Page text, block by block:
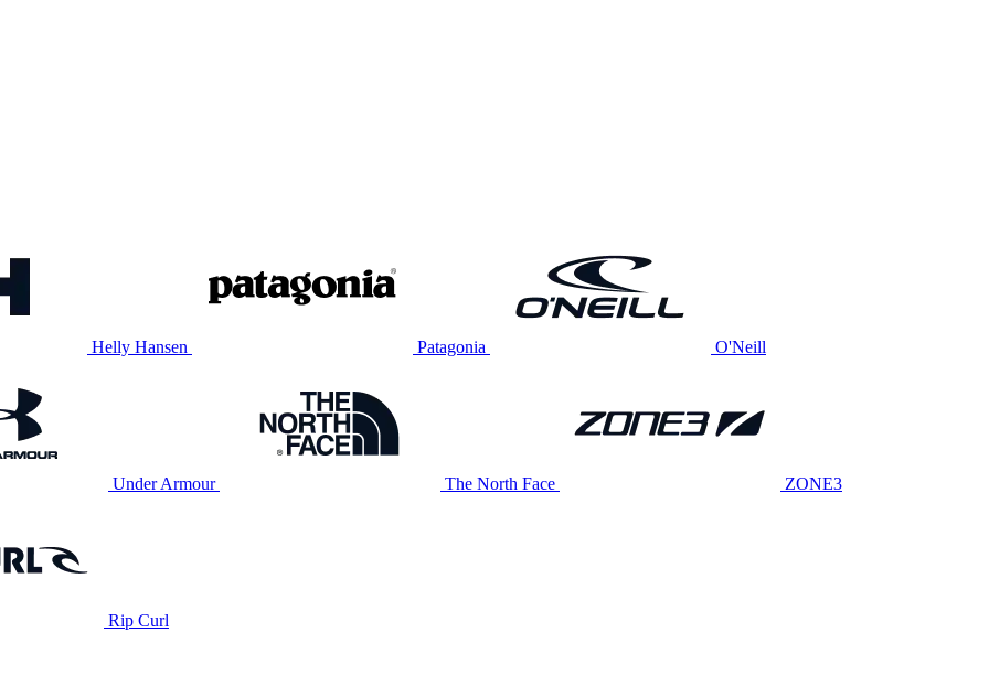
Helly Hansen Patagonia O'Neill
Under Armour The North Face ZONE3
Rip Curl